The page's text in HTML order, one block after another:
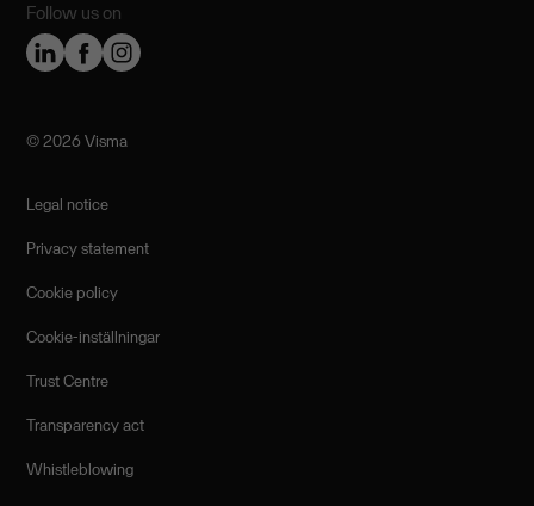
Follow us on
©️ 2026 Visma
Legal notice
Privacy statement
Cookie policy
Cookie-inställningar
Trust Centre
Transparency act
Whistleblowing